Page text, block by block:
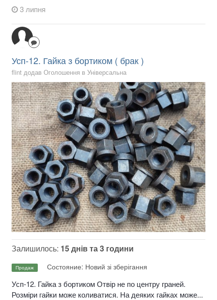
3 липня
Усп-12. Гайка з бортиком ( брак )
flint додав Оголошення в Універсальна
Залишилось: 15 днів та 3 години
Продаж Состояние: Новий зі зберігання
Усп-12. Гайка з бортиком Отвір не по центру граней.
Розміри гайки може коливатися. На деяких гайках може...